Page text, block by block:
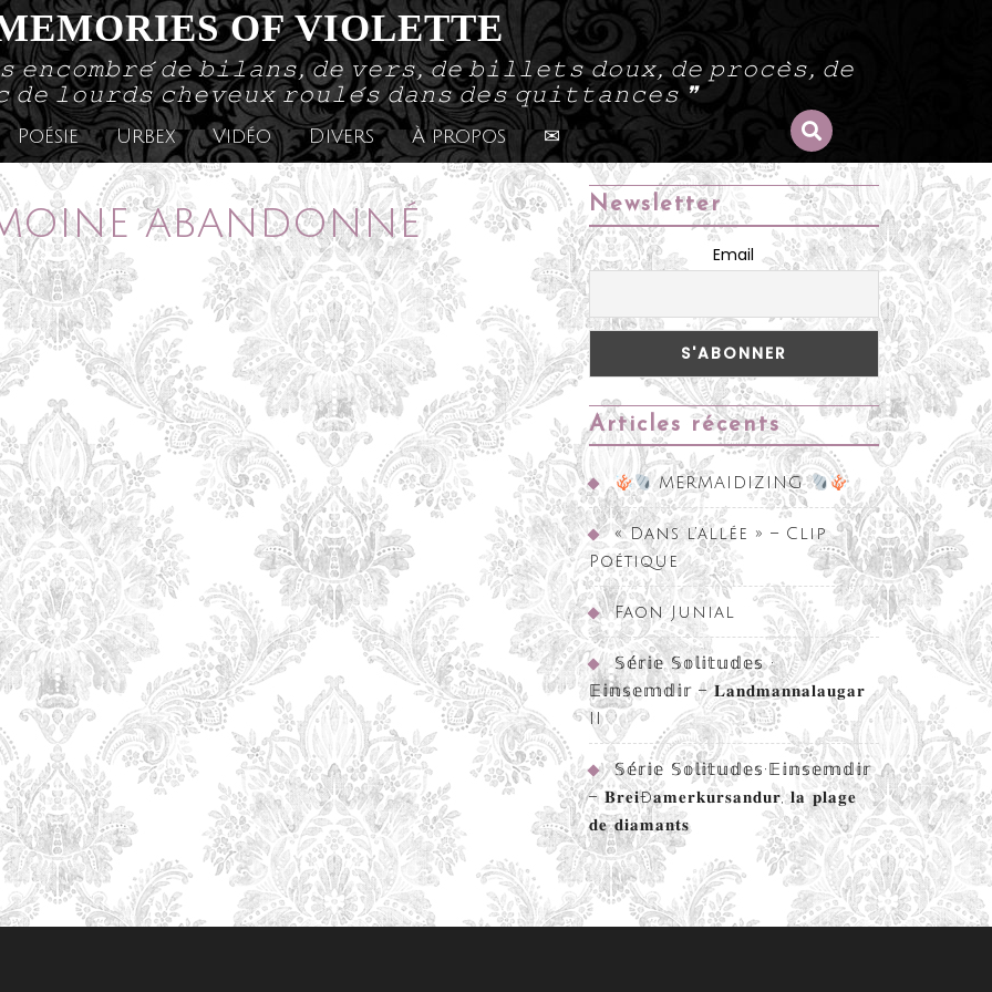
OF VIOLETTE
𝚎𝚗𝚌𝚘𝚖𝚋𝚛𝚎́ 𝚍𝚎 𝚋𝚒𝚕𝚊𝚗𝚜, 𝚍𝚎 𝚟𝚎𝚛𝚜, 𝚍𝚎 𝚋𝚒𝚕𝚕𝚎𝚝𝚜 𝚍𝚘𝚞𝚡, 𝚍𝚎 𝚙𝚛𝚘𝚌𝚎̀𝚜, 𝚍𝚎
𝚍𝚎 𝚕𝚘𝚞𝚛𝚍𝚜 𝚌𝚑𝚎𝚟𝚎𝚞𝚡 𝚛𝚘𝚞𝚕𝚎́𝚜 𝚍𝚊𝚗𝚜 𝚍𝚎𝚜 𝚚𝚞𝚒𝚝𝚝𝚊𝚗𝚌𝚎𝚜 ❞
Poésie Urbex Vidéo Divers À propos ✉
abandonné Newsletter
Email
Articles récents
MERMAIDIZING
« Dans l’allée » – Clip
Poétique
Faon Junial
𝕊𝕖́𝕣𝕚𝕖 𝕊𝕠𝕝𝕚𝕥𝕦𝕕𝕖𝕤 •
𝔼𝕚𝕟𝕤𝕖𝕞𝕕𝕚𝕣 – 𝐋𝐚𝐧𝐝𝐦𝐚𝐧𝐧𝐚𝐥𝐚𝐮𝐠𝐚𝐫
II
𝕊𝕖́𝕣𝕚𝕖 𝕊𝕠𝕝𝕚𝕥𝕦𝕕𝕖𝕤•𝔼𝕚𝕟𝕤𝕖𝕞𝕕𝕚𝕣
– 𝐁𝐫𝐞𝐢ð𝐚𝐦𝐞𝐫𝐤𝐮𝐫𝐬𝐚𝐧𝐝𝐮𝐫, 𝐥𝐚 𝐩𝐥𝐚𝐠𝐞
𝐝𝐞 𝐝𝐢𝐚𝐦𝐚𝐧𝐭𝐬